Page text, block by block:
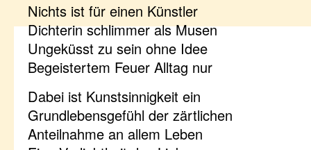
Nichts ist für einen Künstler
Dichterin schlimmer als Musen
Ungeküsst zu sein ohne Idee
Begeistertem Feuer Alltag nur
Dabei ist Kunstsinnigkeit ein
Grundlebensgefühl der zärtlichen
Anteilnahme an allem Leben